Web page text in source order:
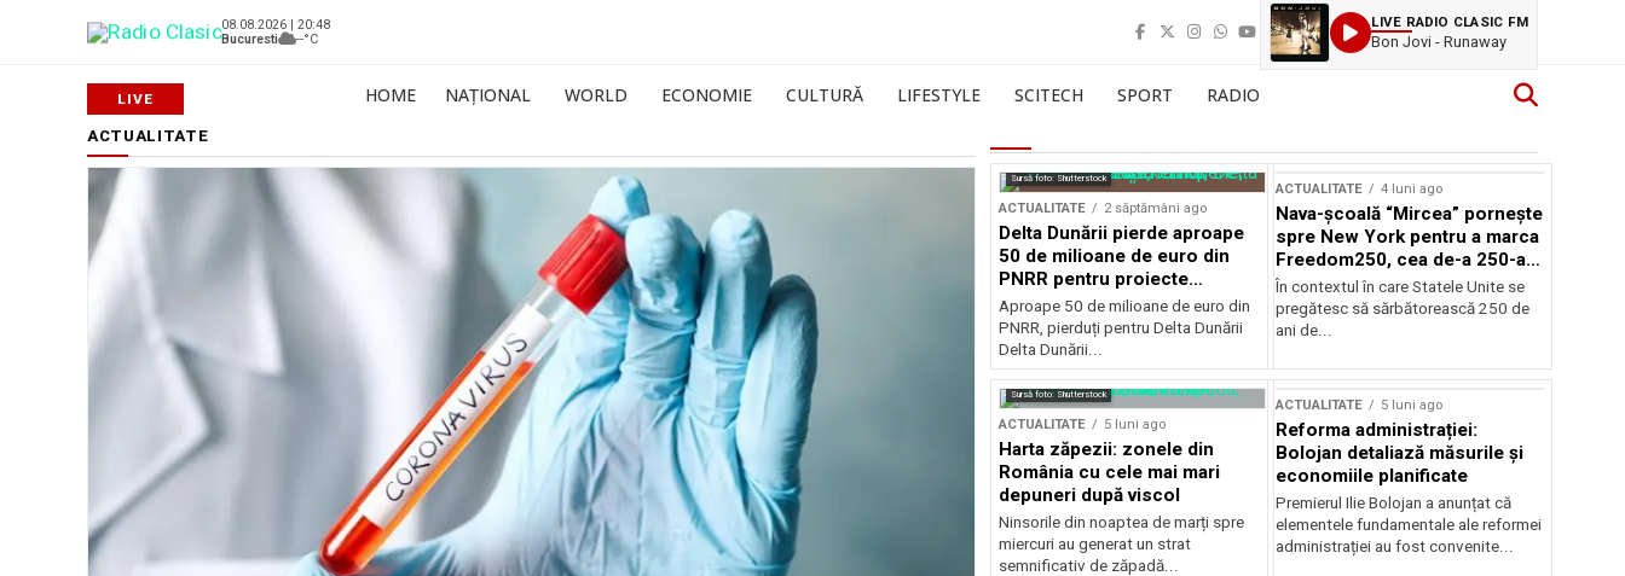
08.08.2026 | 20:48
Bucuresti
--°C
LIVE RADIO CLASIC FM
Bon Jovi - Runaway
HOME NAȚIONAL WORLD ECONOMIE CULTURĂ LIFESTYLE SCITECH SPORT RADIO
ACTUALITATE
Sursă foto: Shutterstock
ACTUALITATE 2 săptămâni ago
Delta Dunării pierde aproape
50 de milioane de euro din
PNRR pentru proiecte
esențiale
Aproape 50 de milioane de euro din
PNRR, pierduți pentru Delta Dunării
Delta Dunării...
ACTUALITATE 4 luni ago
Nava-școală “Mircea” pornește
spre New York pentru a marca
Freedom250, cea de-a 250-a
aniversare a Statelor Unite
În contextul în care Statele Unite se
pregătesc să sărbătorească 250 de
ani de...
Sursă foto: Shutterstock
ACTUALITATE 5 luni ago
Harta zăpezii: zonele din
România cu cele mai mari
depuneri după viscol
Ninsorile din noaptea de marți spre
miercuri au generat un strat
semnificativ de zăpadă...
ACTUALITATE 5 luni ago
Reforma administrației:
Bolojan detaliază măsurile și
economiile planificate
Premierul Ilie Bolojan a anunțat că
elementele fundamentale ale reformei
administrației au fost convenite...